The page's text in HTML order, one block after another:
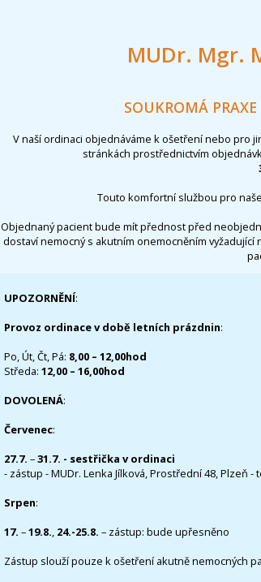
MUDr. Mgr.
SOUKROMÁ
V naší ordinaci objednáváme k ošetření nebo pro
stránkách prostřednictvím
Touto komfortní službou pro
Objednaný pacient bude mít přednost před
dostaví nemocný s akutním onemocněním
UPOZORNĚNÍ:
Provoz ordinace v době letních prázdnin:
Po, Út, Čt, Pá: 8,00 – 12,00hod
Středa: 12,00 – 16,00hod
DOVOLENÁ:
Červenec:
27.7. –31.7. - sestřička v ordinaci
- zástup - MUDr. Lenka Jílková, Prostřední 48, Plzeň -
Srpen:
17. –19.8., 24.-25.8. – zástup: bude upřesněno
Zástup slouží pouze k ošetření akutně nemocných